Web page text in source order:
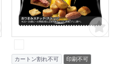
カートン割れ不可 印刷不可